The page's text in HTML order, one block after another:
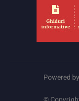
Powered by